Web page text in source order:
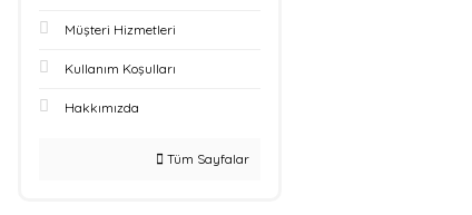
Müşteri Hizmetleri
Kullanım Koşulları
Hakkımızda
Tüm Sayfalar